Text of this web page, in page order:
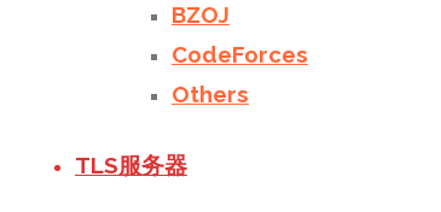
BZOJ
CodeForces
Others
TLS服务器